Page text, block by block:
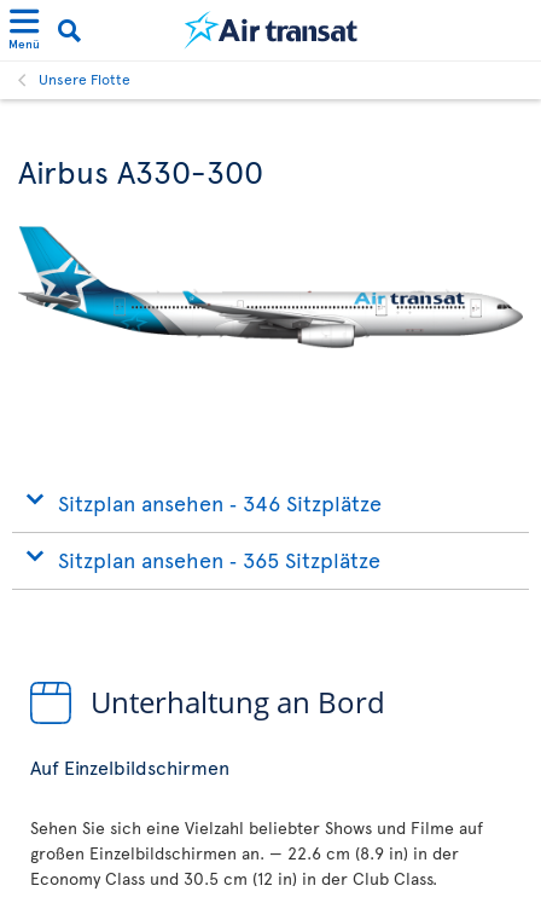
Menü
Unsere Flotte
Airbus A330-300
Sitzplan ansehen ‐ 346 Sitzplätze
Sitzplan ansehen ‐ 365 Sitzplätze
Unterhaltung an Bord
Auf Einzelbildschirmen
Sehen Sie sich eine Vielzahl beliebter Shows und Filme auf
großen Einzelbildschirmen an. — 22.6 cm (8.9 in) in der
Economy Class und 30.5 cm (12 in) in der Club Class.